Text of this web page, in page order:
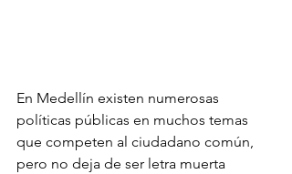
En Medellín existen numerosas
políticas públicas en muchos temas
que competen al ciudadano común,
pero no deja de ser letra muerta